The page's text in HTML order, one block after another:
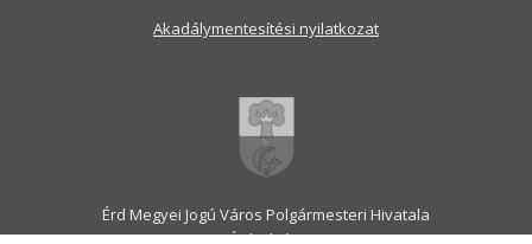
Érd Megyei Jogú Város Polgármesteri Hivatala
2030 Érd, Alsó utca 1.
Akadálymentesítési nyilatkozat